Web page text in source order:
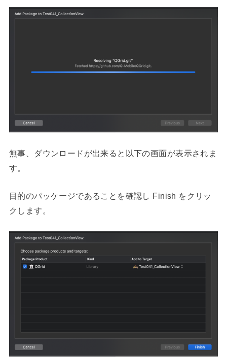
無事、ダウンロードが出来ると以下の画面が表示されま
す。
目的のパッケージであることを確認し Finish をクリッ
クします。